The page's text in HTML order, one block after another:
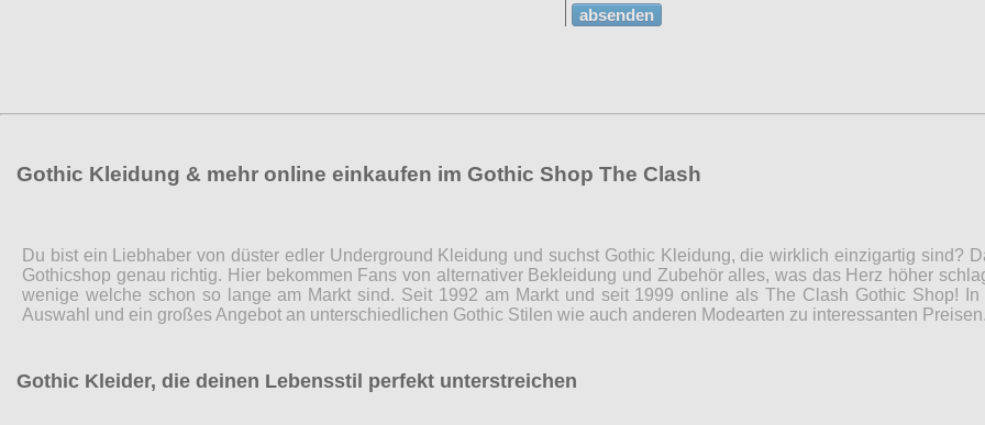
absenden
Gothic Kleidung & mehr online einkaufen im Gothic Shop The Clash
Du bist ein Liebhaber von düster edler Underground Kleidung und suchst Gothic Kleidung, die wirklich einzigartig sind?
Gothicshop genau richtig. Hier bekommen Fans von alternativer Bekleidung und Zubehör alles, was das Herz höher
wenige welche schon so lange am Markt sind. Seit 1992 am Markt und seit 1999 online als The Clash Gothic Shop!
Auswahl und ein großes Angebot an unterschiedlichen Gothic Stilen wie auch anderen Modearten zu interessanten
Gothic Kleider, die deinen Lebensstil perfekt unterstreichen